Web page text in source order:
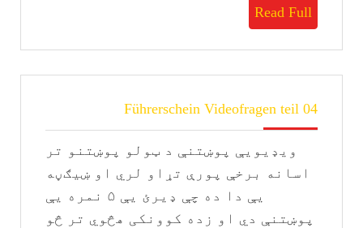
Read Full
Read
Full
Führerschein Videofragen teil 04
Führerschein
04
ویډیویې پوښتنې د ټولو پوښتنو تر
اسانه برخې پورې تړاو لري او ښيګڼه
یې دا ده چې ډیرئ يې ۵ نمره یې
پوښتنې دي او زده کوونکی هڅوي تر څو